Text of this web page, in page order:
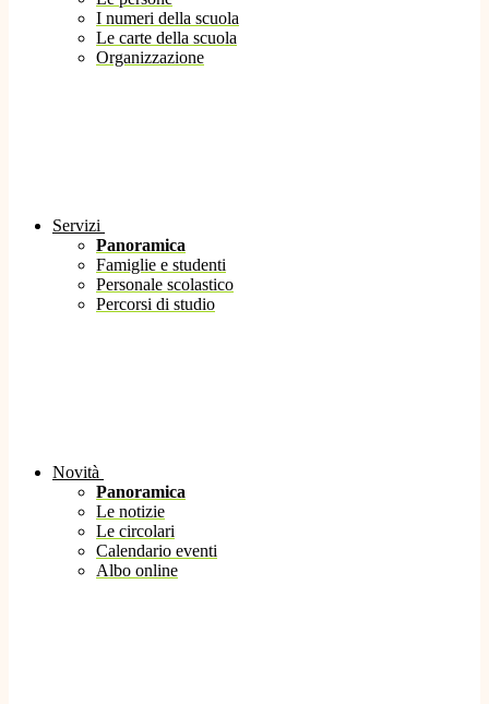
I numeri della scuola
Le carte della scuola
Organizzazione
Servizi
Panoramica
Famiglie e studenti
Personale scolastico
Percorsi di studio
Novità
Panoramica
Le notizie
Le circolari
Calendario eventi
Albo online